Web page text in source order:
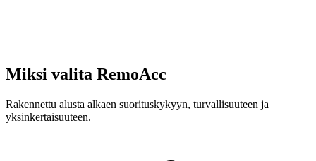
Miksi valita RemoAcc
Rakennettu alusta alkaen suorituskykyyn, turvallisuuteen ja
yksinkertaisuuteen.